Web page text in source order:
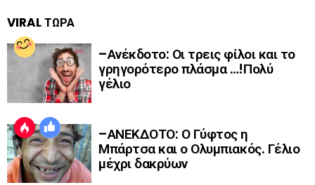
VIRAL ΤΩΡΑ
–Ανέκδοτο: Οι τρεις φίλοι και το
γρηγορότερο πλάσμα …!Πολύ
γέλιο
–ΑΝΕΚΔΟΤΟ: Ο Γύφτος η
Μπάρτσα και ο Ολυμπιακός. Γέλιο
μέχρι δακρύων